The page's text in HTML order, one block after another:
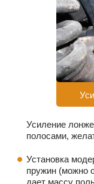
Усиление
полосами,
Установка
пружин (можно
дает массу